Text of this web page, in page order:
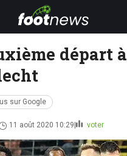
départ à
sur Google
11 août 2020 10:29 voter